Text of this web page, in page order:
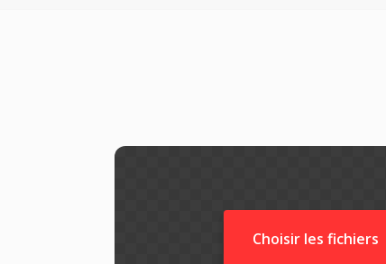
Choisir les fichiers